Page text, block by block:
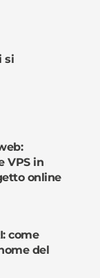
si
VPS in
online
come
del